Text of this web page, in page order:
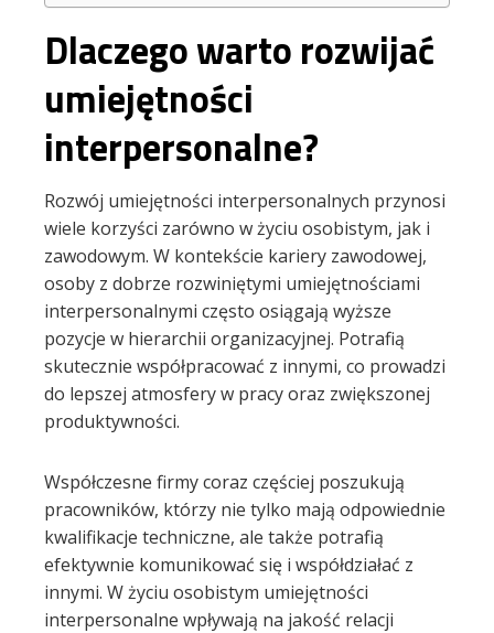
Dlaczego warto rozwijać
umiejętności
interpersonalne?
Rozwój umiejętności interpersonalnych przynosi
wiele korzyści zarówno w życiu osobistym, jak i
zawodowym. W kontekście kariery zawodowej,
osoby z dobrze rozwiniętymi umiejętnościami
interpersonalnymi często osiągają wyższe
pozycje w hierarchii organizacyjnej. Potrafią
skutecznie współpracować z innymi, co prowadzi
do lepszej atmosfery w pracy oraz zwiększonej
produktywności.
Współczesne firmy coraz częściej poszukują
pracowników, którzy nie tylko mają odpowiednie
kwalifikacje techniczne, ale także potrafią
efektywnie komunikować się i współdziałać z
innymi. W życiu osobistym umiejętności
interpersonalne wpływają na jakość relacji